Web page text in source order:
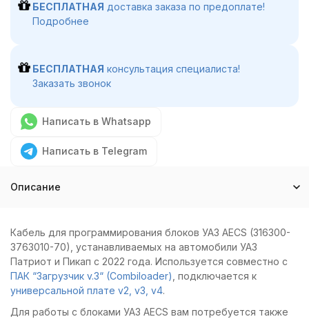
БЕСПЛАТНАЯ доставка заказа по предоплате!
Подробнее
БЕСПЛАТНАЯ консультация специалиста!
Заказать звонок
Написать в Whatsapp
Написать в Telegram
Описание
Кабель для программирования блоков УАЗ AECS (316300-
3763010-70), устанавливаемых на автомобили УАЗ
Патриот и Пикап с 2022 года. Используется совместно с
ПАК “Загрузчик v.3“ (Combiloader) , подключается к
универсальной плате v2, v3, v4.
Для работы с блоками УАЗ AECS вам потребуется также